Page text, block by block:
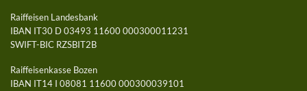
Raiffeisen Landesbank
IBAN IT30 D 03493 11600 000300011231
SWIFT-BIC RZSBIT2B
Raiffeisenkasse Bozen
IBAN IT14 I 08081 11600 000300039101